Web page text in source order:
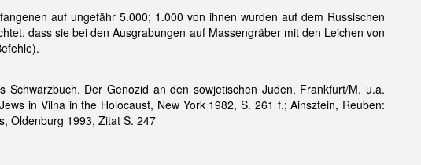
auf ungefähr 5.000; 1.000 von ihnen wurden auf dem Russischen
dass sie bei den Ausgrabungen auf Massengräber mit den Leichen von
Der Genozid an den sowjetischen Juden, Frankfurt/M. u.a.
in Vilna in the Holocaust, New York 1982, S. 261 f.; Ainsztein, Reuben:
Oldenburg 1993, Zitat S. 247